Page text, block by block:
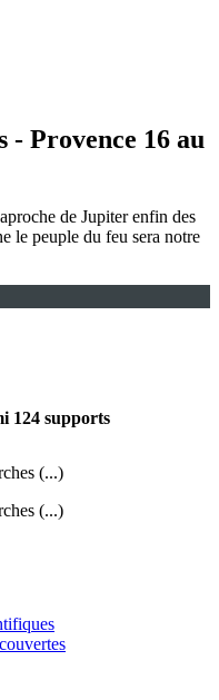
- Provence 16 au
de Jupiter enfin des
le peuple du feu sera notre
124 supports
(...)
(...)